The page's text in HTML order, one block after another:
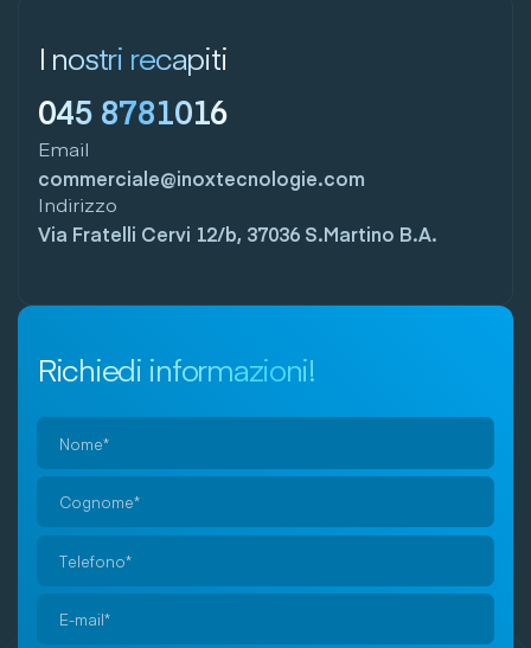
I nostri recapiti
045 8781016
Email
commerciale@inoxtecnologie.com
Indirizzo
Via Fratelli Cervi 12/b, 37036 S.Martino B.A.
Richiedi informazioni!